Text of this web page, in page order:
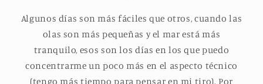
Algunos días son más fáciles que otros, cuando las
olas son más pequeñas y el mar está más
tranquilo, esos son los días en los que puedo
concentrarme un poco más en el aspecto técnico
(tengo más tiempo para pensar en mi tiro). Por